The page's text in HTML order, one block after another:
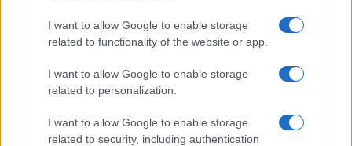
I want to allow Google to enable storage
related to functionality of the website or app.
I want to allow Google to enable storage
related to personalization.
I want to allow Google to enable storage
related to security, including authentication
Feng Shui: consigli per posizionare il divano in modo
armonico
Beatrice Bonaventura · 9 Ago 2026